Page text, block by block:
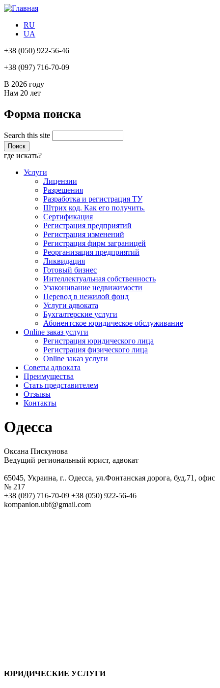
RU
UA
+38 (050) 922-56-46
+38 (097) 716-70-09
В 2026 году
Нам 20 лет
Форма поиска
Search this site
где искать?
Услуги
Лицензии
Разрешения
Разработка и регистрация ТУ
Штрих код. Как его получить.
Сертификация
Регистрация предприятий
Регистрация изменений
Регистрация фирм заграницей
Реорганизация предприятий
Ликвидация
Готовый бизнес
Интеллектуальная собственность
Узаконивание недвижимости
Перевод в нежилой фонд
Услуги адвоката
Бухгалтерские услуги
Абонентское юридическое обслуживание
Online заказ услуги
Регистрация юридического лица
Регистрация физического лица
Online заказ услуги
Советы адвоката
Преимущества
Стать представителем
Отзывы
Контакты
Одесса
Оксана Пискунова
Ведущий региональный юрист, адвокат
65045, Украина, г.. Одесса, ул.Фонтанская дорога, буд.71, офис
№ 217
+38 (097) 716-70-09 +38 (050) 922-56-46
kompanion.ubf@gmail.com
ЮРИДИЧЕСКИЕ УСЛУГИ